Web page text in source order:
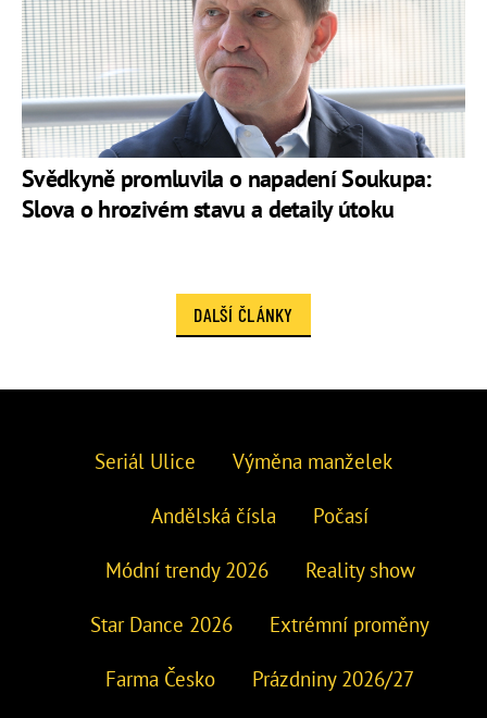
Svědkyně promluvila o napadení Soukupa:
Slova o hrozivém stavu a detaily útoku
DALŠÍ ČLÁNKY
Seriál Ulice Výměna manželek
Andělská čísla Počasí
Módní trendy 2026 Reality show
Star Dance 2026 Extrémní proměny
Farma Česko Prázdniny 2026/27